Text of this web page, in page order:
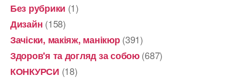
Без рубрики (1)
Дизайн (158)
Зачіски, макіяж, манікюр(391)
Здоров'я та догляд за собою(687)
КОНКУРСИ (18)